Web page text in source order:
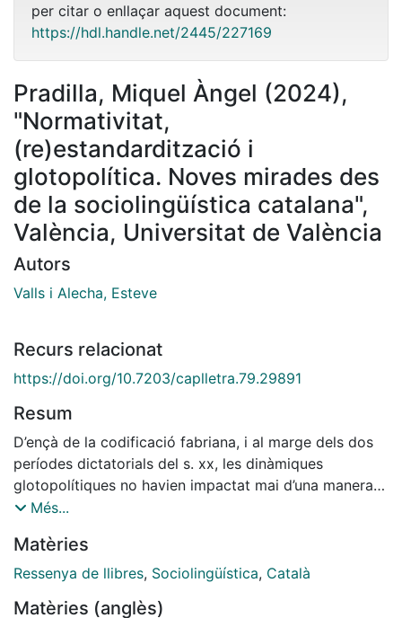
per citar o enllaçar aquest document:
https://hdl.handle.net/2445/227169
Pradilla, Miquel Àngel (2024),
"Normativitat,
(re)estandardització i
glotopolítica. Noves mirades des
de la sociolingüística catalana",
València, Universitat de València
Autors
Valls i Alecha, Esteve
Recurs relacionat
https://doi.org/10.7203/caplletra.79.29891
Resum
D’ençà de la codificació fabriana, i al marge dels dos
períodes dictatorials del s. xx, les dinàmiques
glotopolítiques no havien impactat mai d’una manera
tan profunda en el procés de normativització de la
D’una banda, la fragmentació política i administrativa
de la comunitat lingüística ha afavorit la consolidació
compartimentats, que han menat a la
Més...
Matèries
Ressenya de llibres, Sociolingüística, Català
Matèries (anglès)